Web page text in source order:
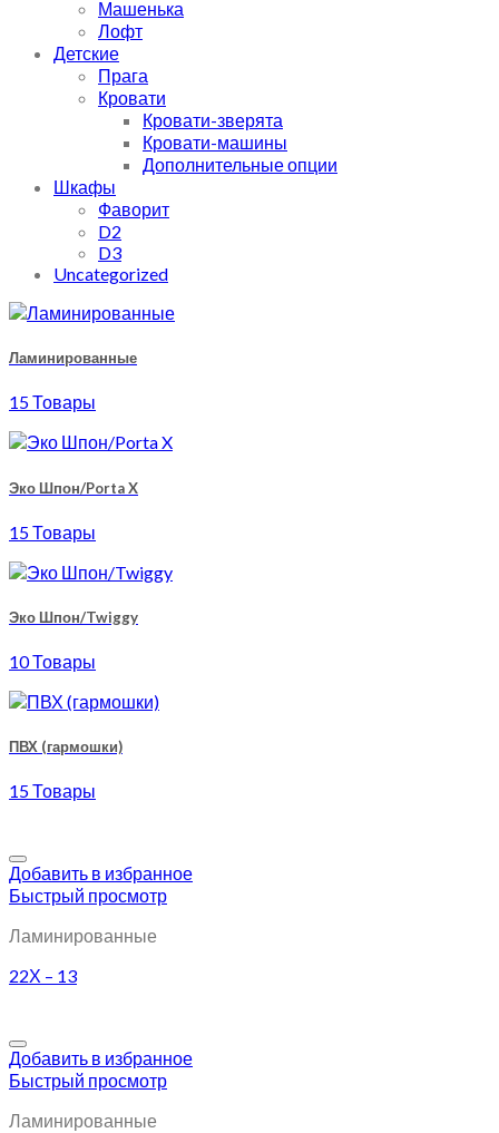
Машенька
Лофт
Детские
Прага
Кровати
Кровати-зверята
Кровати-машины
Дополнительные опции
Шкафы
Фаворит
D2
D3
Uncategorized
Ламинированные
15 Товары
Эко Шпон/Porta X
15 Товары
Эко Шпон/Twiggy
10 Товары
ПВХ (гармошки)
15 Товары
Добавить в избранное
Быстрый просмотр
Ламинированные
22Х – 13
Добавить в избранное
Быстрый просмотр
Ламинированные